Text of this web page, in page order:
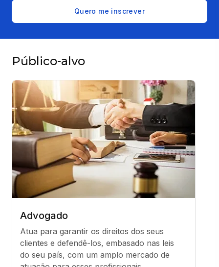
Quero me inscrever
Público-alvo
Advogado
Atua para garantir os direitos dos seus
clientes e defendê-los, embasado nas leis
do seu país, com um amplo mercado de